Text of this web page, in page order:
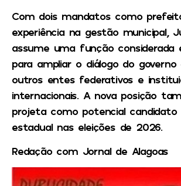
Com dois mandatos como
experiência na gestão municipal,
assume uma função considerada
para ampliar o diálogo do
outros entes federativos e
internacionais. A nova posição
projeta como potencial candidato
estadual nas eleições de 2026.
Redação com Jornal de Alagoas